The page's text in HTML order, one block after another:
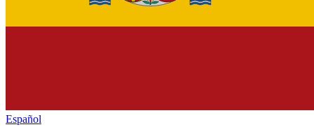
Español